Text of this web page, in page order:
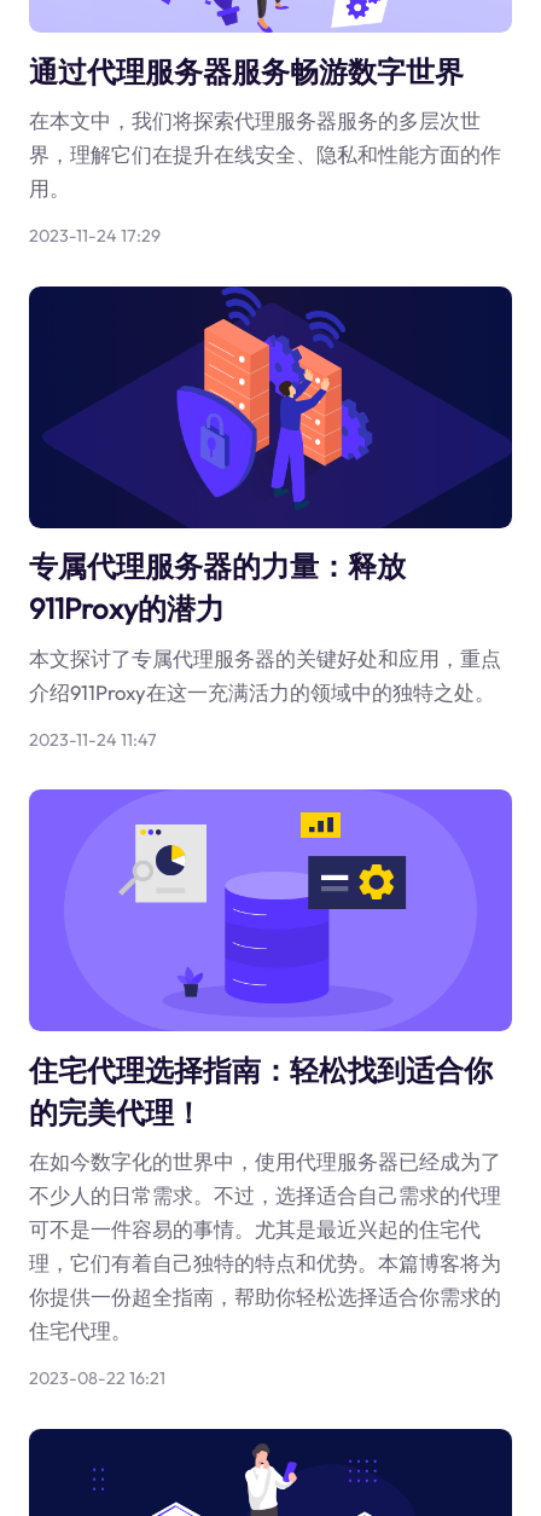
通过代理服务器服务畅游数字世界
在本文中，我们将探索代理服务器服务的多层次世
界，理解它们在提升在线安全、隐私和性能方面的作
用。
2023-11-24 17:29
专属代理服务器的力量：释放
911Proxy的潜力
本文探讨了专属代理服务器的关键好处和应用，重点
介绍911Proxy在这一充满活力的领域中的独特之处。
2023-11-24 11:47
住宅代理选择指南：轻松找到适合你
的完美代理！
在如今数字化的世界中，使用代理服务器已经成为了
不少人的日常需求。不过，选择适合自己需求的代理
可不是一件容易的事情。尤其是最近兴起的住宅代
理，它们有着自己独特的特点和优势。本篇博客将为
你提供一份超全指南，帮助你轻松选择适合你需求的
住宅代理。
2023-08-22 16:21